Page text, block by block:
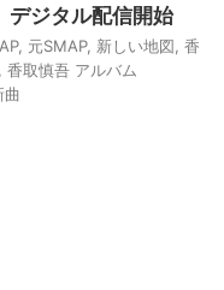
デジタル配信開始
, 元SMAP, 新しい地図 香
香取慎吾 アルバム
曲